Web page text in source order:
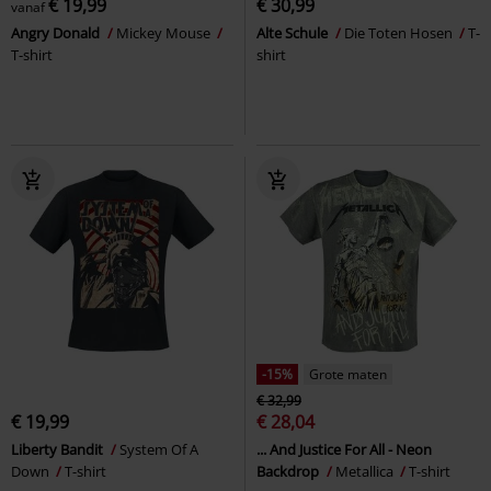
vanaf€ 19,99
Angry Donald
Mickey Mouse
T-shirt
€ 30,99
Alte Schule Die Toten Hosen
T-
shirt
€ 19,99
Liberty Bandit
System Of A
Down
T-shirt
-15%
Grote maten
€ 32,99
€ 28,04
... And Justice For All - Neon
Backdrop
Metallica T-shirt